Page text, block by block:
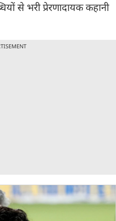
से भरी प्रेरणादायक कहानी